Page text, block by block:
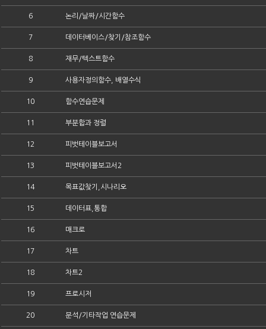
6 논리/날짜/시간함수
7 데이터베이스/찾기/참조함수
8 재무/텍스트함수
9 사용자정의함수, 배열수식
10 함수연습문제
11 부분합과 정렬
12 피벗테이블보고서
13 피벗테이블보고서2
14 목표값찾기,시나리오
15 데이터표,통합
16 매크로
17 차트
18 차트2
19 프로시저
20 분석/기타작업 연습문제